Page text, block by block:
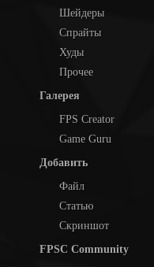
Шейдеры
Спрайты
Худы
Прочее
Галерея
FPS Creator
Game Guru
Добавить
Файл
Статью
Скриншот
FPSC Community